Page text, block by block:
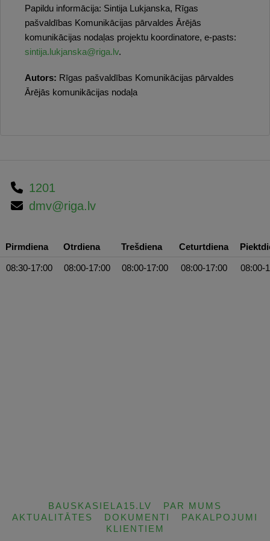
Papildu informācija: Sintija Lukjanska, Rīgas
pašvaldības Komunikācijas pārvaldes Ārējās
komunikācijas nodaļas projektu koordinatore, e-pasts:
sintija.lukjanska@riga.lv.
Autors: Rīgas pašvaldības Komunikācijas pārvaldes
Ārējās komunikācijas nodaļa
1201
dmv@riga.lv
Pirmdiena Otrdiena Trešdiena Ceturtdiena
08:30-17:00 08:00-17:00 08:00-17:00 08:00-17:00 08:00-
BAUSKASIELA15.LV
PAR MUMS
AKTUALITĀTES
DOKUMENTI
PAKALPOJUMI
KLIENTIEM